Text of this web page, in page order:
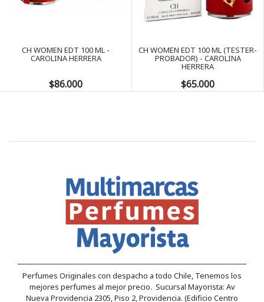
CH WOMEN EDT 100 ML -
CAROLINA HERRERA
$86.000
CH WOMEN EDT 100 ML (TESTER-
PROBADOR) - CAROLINA
HERRERA
$65.000
Next
Perfumes Originales con despacho a todo Chile, Tenemos los
mejores perfumes al mejor precio. Sucursal Mayorista: Av
Nueva Providencia 2305, Piso 2, Providencia. (Edificio Centro